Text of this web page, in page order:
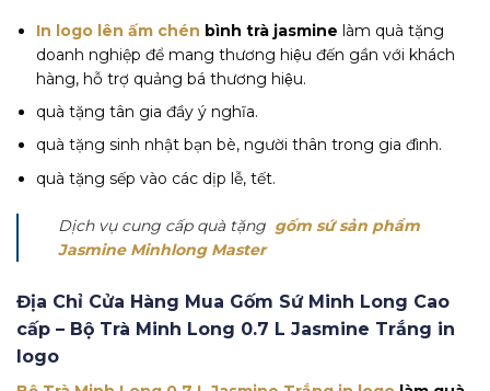
In logo lên ấm chén bình trà jasmine làm quà tặng
doanh nghiệp để mang thương hiệu đến gần với khách
hàng, hỗ trợ quảng bá thương hiệu.
quà tặng tân gia đầy ý nghĩa.
quà tặng sinh nhật bạn bè, người thân trong gia đình.
quà tặng sếp vào các dịp lễ, tết.
Dịch vụ cung cấp quà tặng gốm sứ sản phẩm
Jasmine Minhlong Master
Địa Chỉ Cửa Hàng Mua Gốm Sứ Minh Long Cao
cấp – Bộ Trà Minh Long 0.7 L Jasmine Trắng in
logo